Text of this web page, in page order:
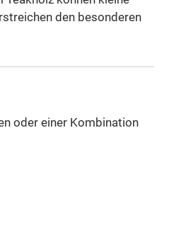
den besonderen
oder einer Kombination